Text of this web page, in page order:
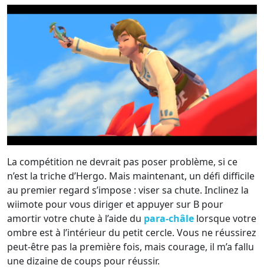
La compétition ne devrait pas poser problème, si ce
n’est la triche d’Hergo. Mais maintenant, un défi difficile
au premier regard s’impose : viser sa chute. Inclinez la
wiimote pour vous diriger et appuyer sur B pour
amortir votre chute à l’aide du para-châle lorsque votre
ombre est à l’intérieur du petit cercle. Vous ne réussirez
peut-être pas la première fois, mais courage, il m’a fallu
une dizaine de coups pour réussir.